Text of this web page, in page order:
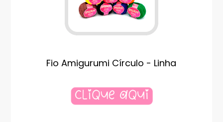
Fio Amigurumi Círculo - Linha